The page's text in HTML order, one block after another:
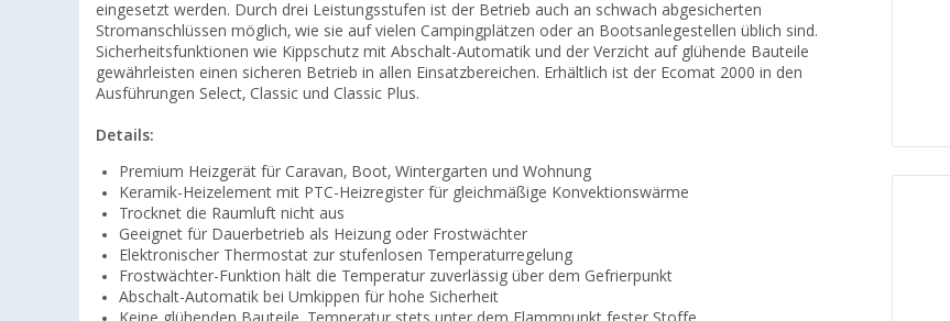
eingesetzt werden. Durch drei Leistungsstufen ist der Betrieb auch an schwach abgesicherten
Stromanschlüssen möglich, wie sie auf vielen Campingplätzen oder an Bootsanlegestellen üblich sind.
Sicherheitsfunktionen wie Kippschutz mit Abschalt-Automatik und der Verzicht auf glühende Bauteile
gewährleisten einen sicheren Betrieb in allen Einsatzbereichen. Erhältlich ist der Ecomat 2000 in den
Ausführungen Select, Classic und Classic Plus.
Details:
Premium Heizgerät für Caravan, Boot, Wintergarten und Wohnung
Keramik-Heizelement mit PTC-Heizregister für gleichmäßige Konvektionswärme
Trocknet die Raumluft nicht aus
Geeignet für Dauerbetrieb als Heizung oder Frostwächter
Elektronischer Thermostat zur stufenlosen Temperaturregelung
Frostwächter-Funktion hält die Temperatur zuverlässig über dem Gefrierpunkt
Abschalt-Automatik bei Umkippen für hohe Sicherheit